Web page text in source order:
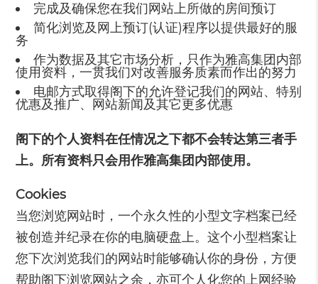
完成及确保您在我们网站上所做的房间预订
简化浏览及网上预订(认证)程序以提供最好的服
务
作为数据及其它市场分析，只作为雅高集团内部
使用资料，一贯我们对改善服务质素而作出的努力
电邮方式取得阁下的允许登记我们的网站、特别
优惠及推广、网站新闻及其它更多优惠
阁下的个人资料在任情况之下都不会转达第三者手
上。所有资料只会用作雅高集团内部使用。
Cookies
当您浏览网站时，一个永久性的小型文字档案已经
被创造并纪录在你的电脑硬盘上。这个小型档案让
您下次浏览我们的网站时能够确认你的身份，方便
帮助阁下浏览网站之余，亦可个人化您的上网经验